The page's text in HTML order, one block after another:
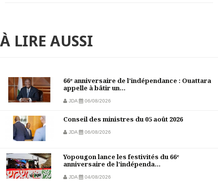
À LIRE AUSSI
66ᵉ anniversaire de l’indépendance : Ouattara
appelle à bâtir un...
JDA 06/08/2026
Conseil des ministres du 05 août 2026
JDA 06/08/2026
Yopougon lance les festivités du 66ᵉ
anniversaire de l’indépenda...
JDA 04/08/2026